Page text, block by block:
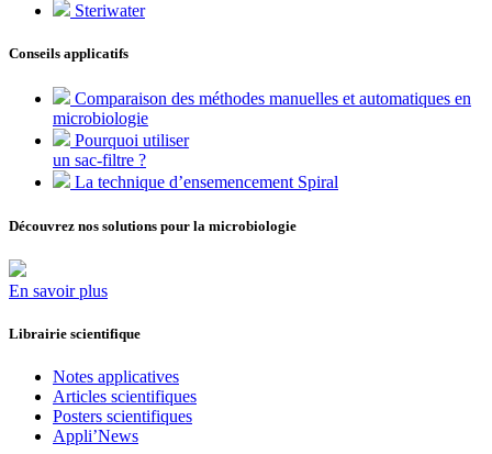
Steriwater
Conseils applicatifs
Comparaison des méthodes manuelles et automatiques en
microbiologie
Pourquoi utiliser
un sac-filtre ?
La technique d’ensemencement Spiral
Découvrez nos solutions pour la microbiologie
En savoir plus
Librairie scientifique
Notes applicatives
Articles scientifiques
Posters scientifiques
Appli’News